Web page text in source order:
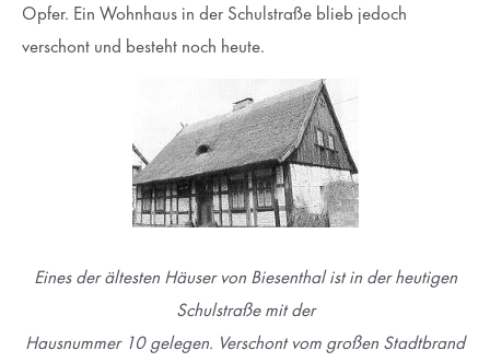
Mon - Fri 8:00am - 5:00pm(GMT +1)
376-293 City Road, Suite 600
San Francisco, CA 94102
+44 1234 567 890
Drop us a line
info@yourdomain.com
Opfer. Ein Wohnhaus in der Schulstraße blieb jedoch
verschont und besteht noch heute.
Eines der ältesten Häuser von Biesenthal ist in der heutigen
Schulstraße mit der
Hausnummer 10 gelegen. Verschont vom großen Stadtbrand